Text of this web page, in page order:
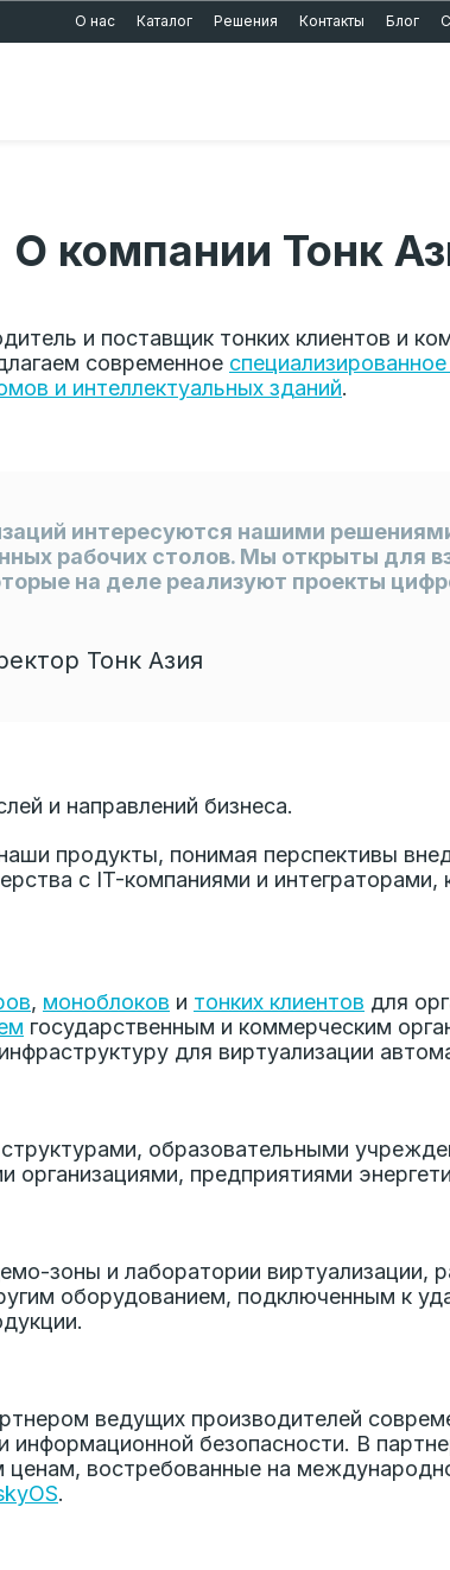
О нас Каталог Решения Контакты Блог
О компании Тонк
и поставщик тонких клиентов и
современное
и интеллектуальных зданий.
интересуются нашими
рабочих столов. Мы открыты для
на деле реализуют проекты
Тонк Азия
и направлений бизнеса.
продукты, понимая перспективы
с IT-компаниями и
, моноблоков и тонких клиентов для
государственным и коммерческим
для виртуализации
образовательными
предприятиями
зоны и лаборатории виртуализации,
оборудованием, подключенным к
ведущих производителей
информационной безопасности. В
востребованные на
.